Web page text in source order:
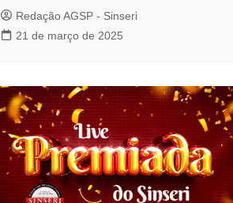
Redação AGSP - Sinseri
21 de março de 2025